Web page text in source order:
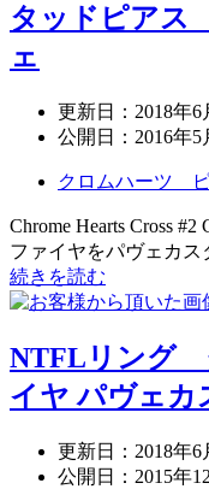
タッドピアス
ェ
更新日： 2018年6
公開日： 2016年5
クロムハーツ
Chrome Hearts Cross
ファイヤをパヴェカス
続きを読む
NTFLリング
イヤ パヴェカ
更新日： 2018年6
公開日： 2015年